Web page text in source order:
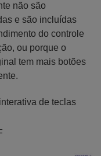
não são
e são incluídas
do controle
ou porque o
tem mais botões
de teclas